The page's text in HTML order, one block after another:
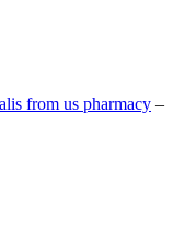
from us pharmacy –